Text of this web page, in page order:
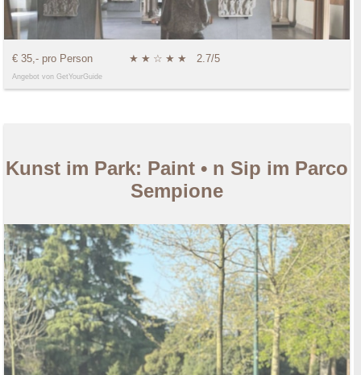
€ 35,- pro Person ★ ★ ☆ ★ ★ 2.7/5
Angebot von GetYourGuide
Kunst im Park: Paint • n Sip im Parco
Sempione